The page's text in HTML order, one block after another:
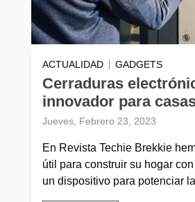
ACTUALIDAD GADGETS
Cerraduras
innovador para
Jueves, Febrero 23, 2023
En Revista Techie Brekkie
útil para construir su hogar
un dispositivo para potenciar